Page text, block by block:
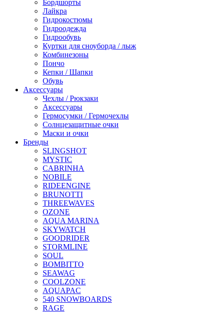
Бордшорты
Лайкра
Гидрокостюмы
Гидроодежда
Гидрообувь
Куртки для сноуборда / лыж
Комбинезоны
Пончо
Кепки / Шапки
Обувь
Аксессуары
Чехлы / Рюкзаки
Аксессуары
Гермосумки / Гермочехлы
Солнцезащитные очки
Маски и очки
Бренды
SLINGSHOT
MYSTIC
CABRINHA
NOBILE
RIDEENGINE
BRUNOTTI
THREEWAVES
OZONE
AQUA MARINA
SKYWATCH
GOODRIDER
STORMLINE
SOUL
BOMBITTO
SEAWAG
COOLZONE
AQUAPAC
540 SNOWBOARDS
RAGE